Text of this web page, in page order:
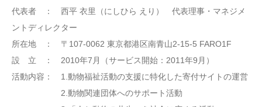
代表者 ： 西平 衣里（にしひら えり） 代表理事・マネジメ
ントディレクター
所在地 ： 〒107-0062 東京都港区南青山2-15-5 FARO1F
設 立 ： 2010年7月（サービス開始：2011年9月）
活動内容： 1.動物福祉活動の支援に特化した寄付サイトの運営
2.動物関連団体へのサポート活動